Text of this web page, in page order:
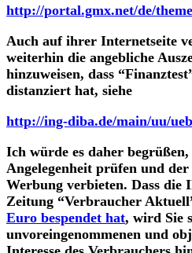
http://portal.gmx.net/de/
Auch auf ihrer Internetseite
weiterhin die angebliche
hinzuweisen, dass
distanziert hat, siehe
http://ing-diba.de/main/uu/
Ich würde es daher begrüßen,
Angelegenheit prüfen und
Werbung verbieten. Dass
Zeitung “Verbraucher
Euro bespendet hat, wird Sie
unvoreingenommenen und